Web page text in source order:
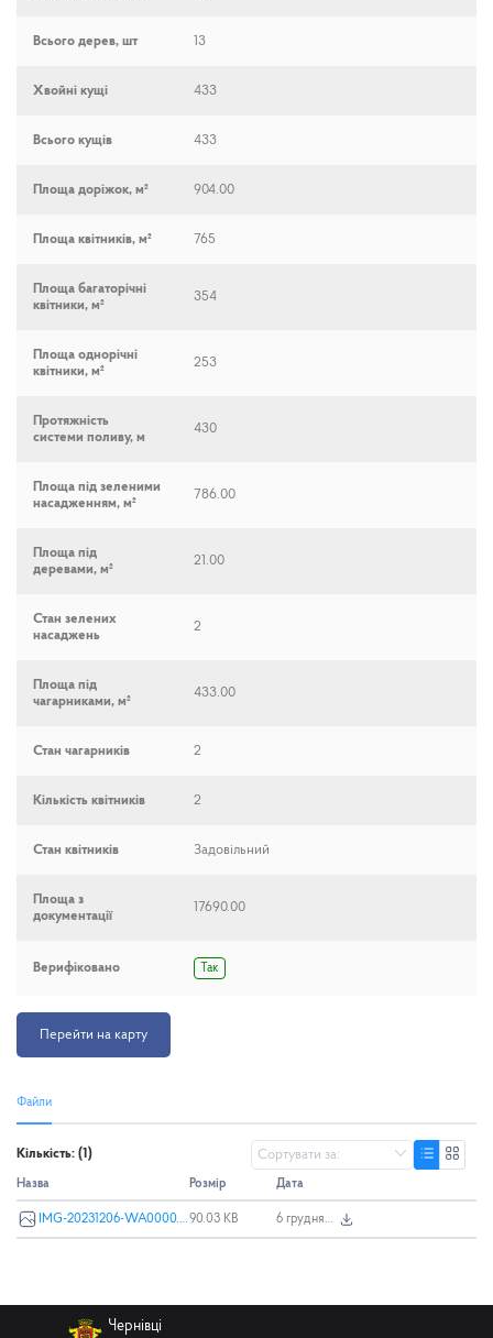
Всього дерев, шт 13
Хвойні кущі 433
Всього кущів 433
Площа доріжок, м² 904.00
Площа квітників, м² 765
Площа багаторічні
квітники, м²
354
Площа однорічні
квітники, м²
253
Протяжність
системи поливу, м
430
Площа під зеленими
насадженням, м²
786.00
Площа під
деревами, м²
21.00
Стан зелених
насаджень
2
Площа під
чагарниками, м²
433.00
Стан чагарників 2
Кількість квітників 2
Стан квітників Задовільний
Площа з
документації
17690.00
Верифіковано Так
Перейти на карту
Файли
Кількість: (1)
Назва Розмір Дата
IMG-20231206-WA0000.jpg90.03 KB 6 грудня 2023 р., 08:49
Чернівці